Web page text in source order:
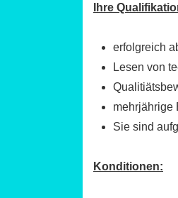
Ihre
erfolgreich
Lesen von
mehrjährige
Sie sind
Konditionen: